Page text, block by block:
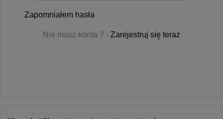
Zapomniałem hasła
Nie masz konta ? - Zarejestruj się teraz